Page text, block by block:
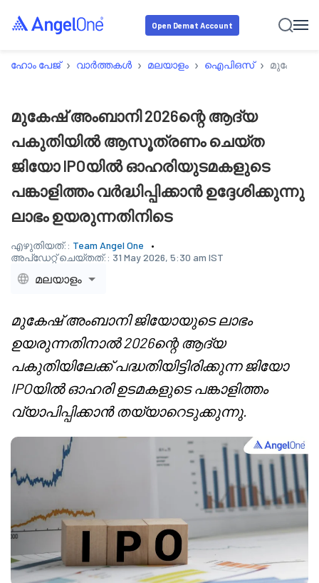
Open Demat Account
ഹോം പേജ് › വാർത്തകൾ › മലയാളം › ഐപിഒസ് › മുകേഷ്
മുകേഷ് അംബാനി 2026ന്റെ ആദ്യ
പകുതിയിൽ ആസൂത്രണം ചെയ്ത
ജിയോ IPOയിൽ ഓഹരിയുടമകളുടെ
പങ്കാളിത്തം വർദ്ധിപ്പിക്കാൻ ഉദ്ദേശിക്കുന്നു
ലാഭം ഉയരുന്നതിനിടെ
എഴുതിയത്:: Team Angel One
അപ്‌ഡേറ്റ് ചെയ്തത്:: 31 May 2026, 5:30 am IST
മലയാളം
മുകേഷ് അംബാനി ജിയോയുടെ ലാഭം
ഉയരുന്നതിനാൽ 2026ന്റെ ആദ്യ
പകുതിയിലേക്ക് പദ്ധതിയിട്ടിരിക്കുന്ന ജിയോ
IPOയിൽ ഓഹരി ഉടമകളുടെ പങ്കാളിത്തം
വ്യാപിപ്പിക്കാൻ തയ്യാറെടുക്കുന്നു.